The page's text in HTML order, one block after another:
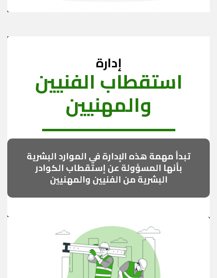
إدارة
استقطاب الفنيين
والمهنيين
تبدأ مهمة هذه الإدارة في الموارد البشرية
بأنها المسؤولة عن إستقطاب الكوادر
البشرية من الفنيين والمهنيين